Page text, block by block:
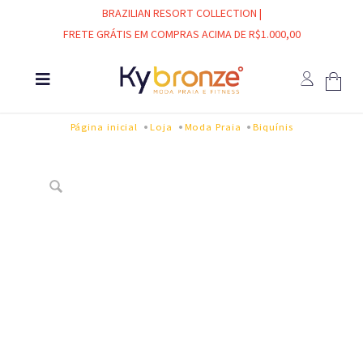
BRAZILIAN RESORT COLLECTION |
FRETE GRÁTIS EM COMPRAS ACIMA DE R$1.000,00
Página inicial Loja Moda Praia Biquínis